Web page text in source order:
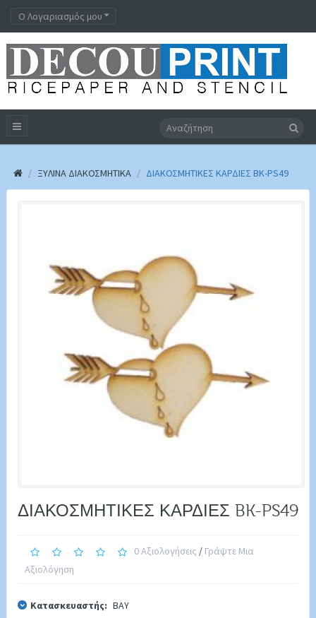
Ο Λογαριασμός μου
ΞΎΛΙΝΑ ΔΙΑΚΟΣΜΗΤΙΚΆ ΔΙΑΚΟΣΜΗΤΙΚΕΣ ΚΑΡΔΙΕΣ BK-PS49
ΔΙΑΚΟΣΜΗΤΙΚΕΣ ΚΑΡΔΙΕΣ BK-PS49
0 Αξιολογήσεις / Γράψτε Μια
Αξιολόγηση
Κατασκευαστής: BAY